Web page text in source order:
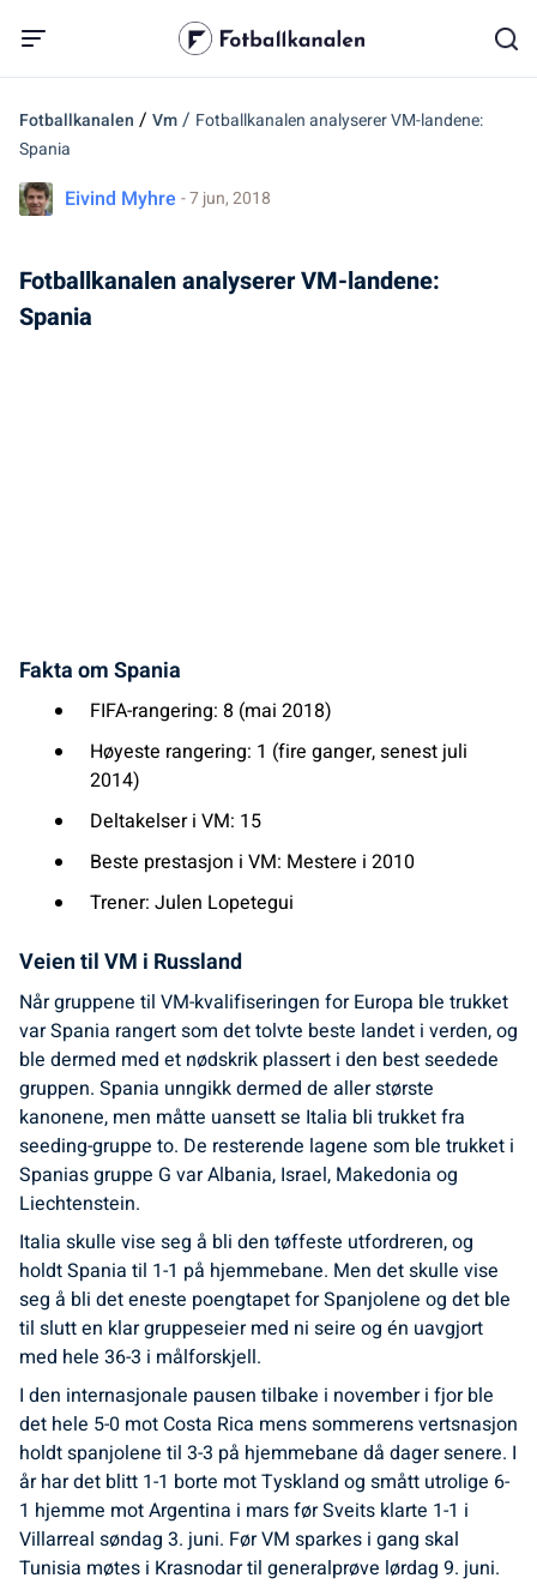
Fotballkanalen / Vm/ Fotballkanalen analyserer VM-landene:
Spania
Eivind Myhre - 7 jun, 2018
Fotballkanalen analyserer VM-landene:
Spania
Fakta om Spania
FIFA-rangering: 8 (mai 2018)
Høyeste rangering: 1 (fire ganger, senest juli
2014)
Deltakelser i VM: 15
Beste prestasjon i VM: Mestere i 2010
Trener: Julen Lopetegui
Veien til VM i Russland
Når gruppene til VM-kvalifiseringen for Europa ble trukket
var Spania rangert som det tolvte beste landet i verden, og
ble dermed med et nødskrik plassert i den best seedede
gruppen. Spania unngikk dermed de aller største
kanonene, men måtte uansett se Italia bli trukket fra
seeding-gruppe to. De resterende lagene som ble trukket i
Spanias gruppe G var Albania, Israel, Makedonia og
Liechtenstein.
Italia skulle vise seg å bli den tøffeste utfordreren, og
holdt Spania til 1-1 på hjemmebane. Men det skulle vise
seg å bli det eneste poengtapet for Spanjolene og det ble
til slutt en klar gruppeseier med ni seire og én uavgjort
med hele 36-3 i målforskjell.
I den internasjonale pausen tilbake i november i fjor ble
det hele 5-0 mot Costa Rica mens sommerens vertsnasjon
holdt spanjolene til 3-3 på hjemmebane då dager senere. I
år har det blitt 1-1 borte mot Tyskland og smått utrolige 6-
1 hjemme mot Argentina i mars før Sveits klarte 1-1 i
Villarreal søndag 3. juni. Før VM sparkes i gang skal
Tunisia møtes i Krasnodar til generalprøve lørdag 9. juni.